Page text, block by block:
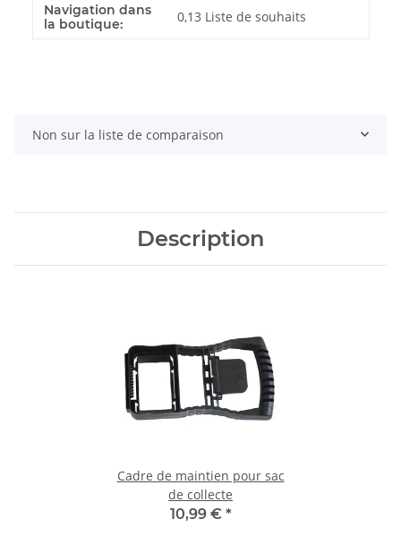
Valeur
Fabricant
Navigation dans
la boutique:
0,13 Liste de souhaits
Non sur la liste de comparaison
Description
Cadre de maintien pour sac
de collecte
10,99 € *